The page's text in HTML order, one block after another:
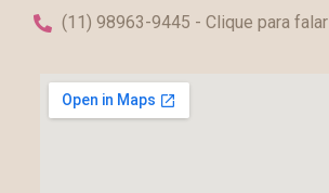
(11) 98963-9445 - Clique para falar